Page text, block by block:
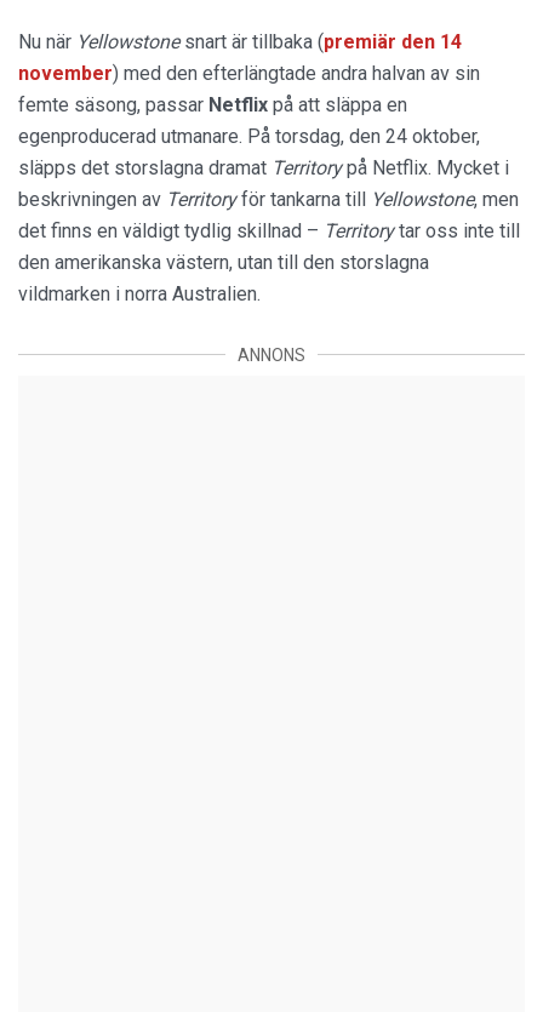
Nu när Yellowstonesnart är tillbaka (premiär den 14
november) med den efterlängtade andra halvan av sin
femte säsong, passar Netflix på att släppa en
egenproducerad utmanare. På torsdag, den 24 oktober,
släpps det storslagna dramat Territorypå Netflix. Mycket i
beskrivningen av Territoryför tankarna till Yellowstone, men
det finns en väldigt tydlig skillnad – Territorytar oss inte till
den amerikanska västern, utan till den storslagna
vildmarken i norra Australien.
ANNONS